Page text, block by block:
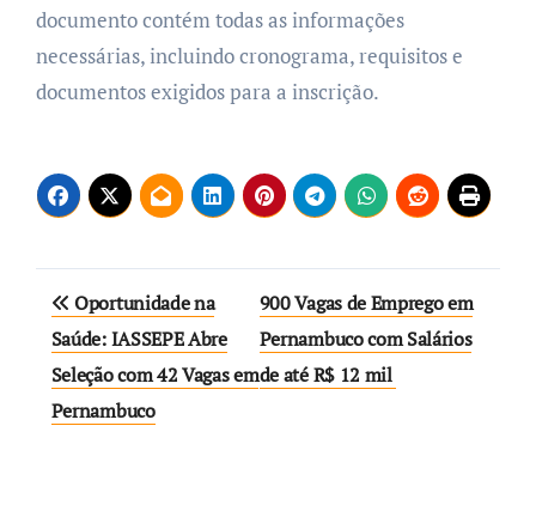
documento contém todas as informações
necessárias, incluindo cronograma, requisitos e
documentos exigidos para a inscrição.
Navegação
de
Post
Oportunidade na
Saúde: IASSEPE Abre
Seleção com 42 Vagas em
Pernambuco
900 Vagas de Emprego em
Pernambuco com Salários
de até R$ 12 mil